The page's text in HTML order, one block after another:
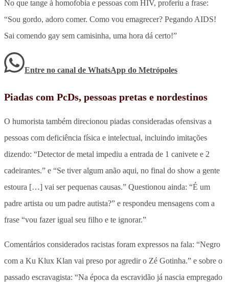
No que tange à homofobia e pessoas com HIV, proferiu a frase:
“Sou gordo, adoro comer. Como vou emagrecer? Pegando AIDS!
Sai comendo gay sem camisinha, uma hora dá certo!”
Entre no canal de WhatsApp do Metrópoles
Piadas com PcDs, pessoas pretas e nordestinos
O humorista também direcionou piadas consideradas ofensivas a
pessoas com deficiência física e intelectual, incluindo imitações
dizendo: “Detector de metal impediu a entrada de 1 canivete e 2
cadeirantes.” e “Se tiver algum anão aqui, no final do show a gente
estoura […] vai ser pequenas causas.” Questionou ainda: “É um
padre artista ou um padre autista?” e respondeu mensagens com a
frase “vou fazer igual seu filho e te ignorar.”
Comentários considerados racistas foram expressos na fala: “Negro
com a Ku Klux Klan vai preso por agredir o Zé Gotinha.” e sobre o
passado escravagista: “Na época da escravidão já nascia empregado